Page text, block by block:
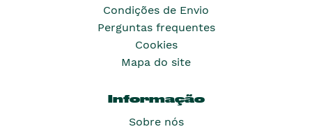
Condições de Envio
Perguntas frequentes
Cookies
Mapa do site
Informação
Sobre nós